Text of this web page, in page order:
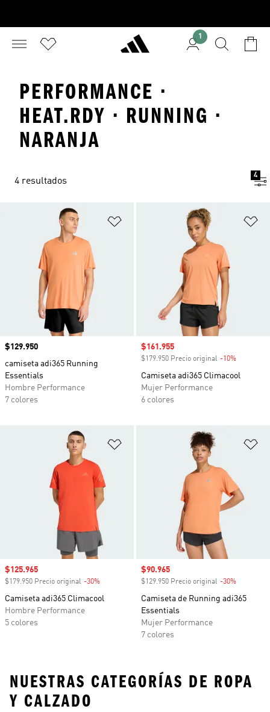
1
PERFORMANCE ·
HEAT.RDY · RUNNING ·
NARANJA
4 resultados
4
Añadir a la lista de deseos
Precio
$129.950
camiseta adi365 Running
Essentials
Hombre Performance
7 colores
Precio de venta
$161.955
$179.950 Precio original -10%
Camiseta adi365 Climacool
Mujer Performance
6 colores
Añadir a la lista de deseos
Precio de venta
$125.965
$179.950 Precio original -30%
Camiseta adi365 Climacool
Hombre Performance
5 colores
Precio de venta
$90.965
$129.950 Precio original -30%
Camiseta de Running adi365
Essentials
Mujer Performance
7 colores
NUESTRAS CATEGORÍAS DE ROPA
Y CALZADO